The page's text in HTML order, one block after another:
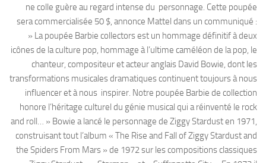
ne colle guère au regard intense du personnage. Cette poupée
sera commercialisée 50 $, annonce Mattel dans un communiqué :
» La poupée Barbie collectors est un hommage définitif à deux
icônes de la culture pop, hommage à l’ultime caméléon de la pop, le
chanteur, compositeur et acteur anglais David Bowie, dont les
transformations musicales dramatiques continuent toujours à nous
influencer et à nous inspirer. Notre poupée Barbie de collection
honore l’héritage culturel du génie musical qui a réinventé le rock
and roll… » Bowie a lancé le personnage de Ziggy Stardust en 1971,
construisant tout l’album « The Rise and Fall of Ziggy Stardust and
the Spiders From Mars » de 1972 sur les compositions classiques